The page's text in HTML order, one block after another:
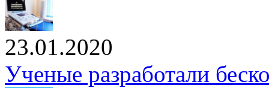
23.01.2020
Ученые разработали